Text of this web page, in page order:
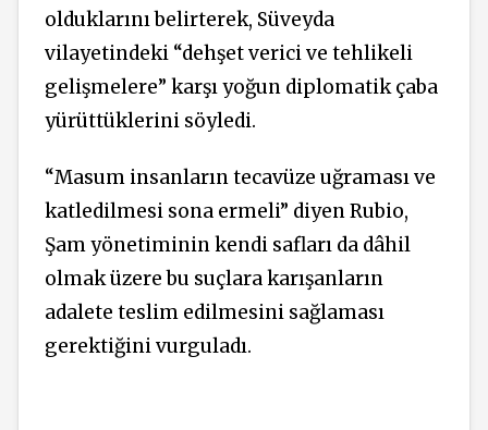
olduklarını belirterek, Süveyda
vilayetindeki “dehşet verici ve tehlikeli
gelişmelere” karşı yoğun diplomatik çaba
yürüttüklerini söyledi.
“Masum insanların tecavüze uğraması ve
katledilmesi sona ermeli” diyen Rubio,
Şam yönetiminin kendi safları da dâhil
olmak üzere bu suçlara karışanların
adalete teslim edilmesini sağlaması
gerektiğini vurguladı.